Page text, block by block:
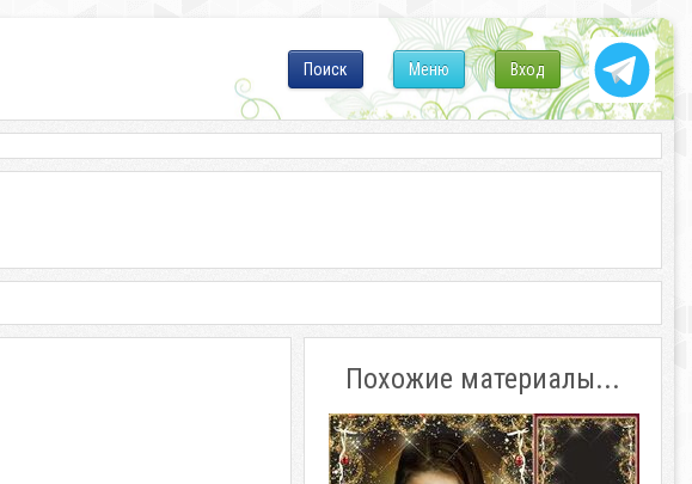
Вход
Меню
Поиск
Похожие материалы...